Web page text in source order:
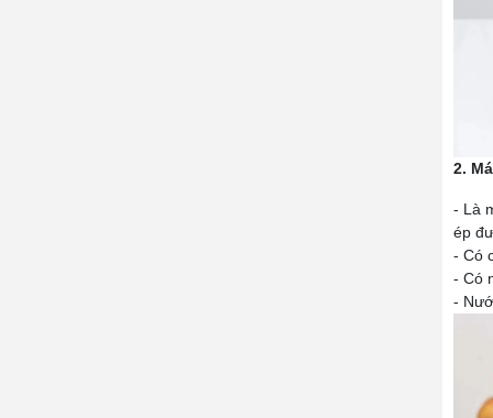
2.
- Là
ép
- Có
- Có
-